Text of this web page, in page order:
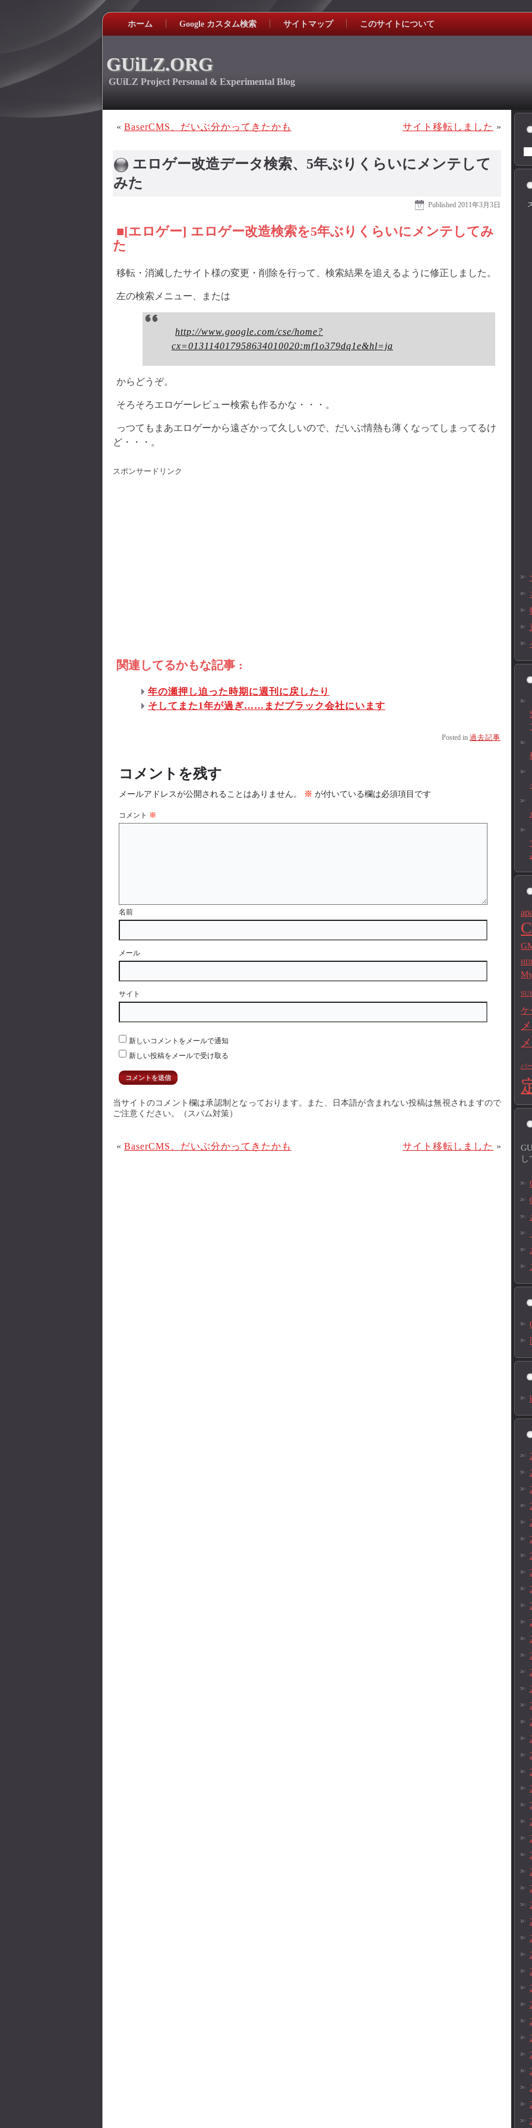
ホーム Google カスタム検索 サイトマップ このサイトについて
GUiLZ.ORG
GUiLZ Project Personal & Experimental Blog
« BaserCMS、だいぶ分かってきたかも サイト移転しました »
エロゲー改造データ検索、5年ぶりくらいにメンテして
みた
Published 2011年3月3日
■[エロゲー] エロゲー改造検索を5年ぶりくらいにメンテしてみ
た
移転・消滅したサイト様の変更・削除を行って、検索結果を追えるように修正しました。
左の検索メニュー、または
http://www.google.com/cse/home?
cx=013114017958634010020:mf1o379dq1e&hl=ja
からどうぞ。
そろそろエロゲーレビュー検索も作るかな・・・。
っつてもまあエロゲーから遠ざかって久しいので、だいぶ情熱も薄くなってしまってるけ
ど・・・。
スポンサードリンク
関連してるかもな記事 :
年の瀬押し迫った時期に週刊に戻したり
そしてまた1年が過ぎ……まだブラック会社にいます
Posted in 過去記事
コメントを残す
メールアドレスが公開されることはありません。 ※ が付いている欄は必須項目です
コメント ※
名前
メール
サイト
新しいコメントをメールで通知
新しい投稿をメールで受け取る
当サイトのコメント欄は承認制となっております。また、日本語が含まれない投稿は無視されますので
ご注意ください。（スパム対策）
« BaserCMS、だいぶ分かってきたかも サイト移転しました »
ケ
バ
し